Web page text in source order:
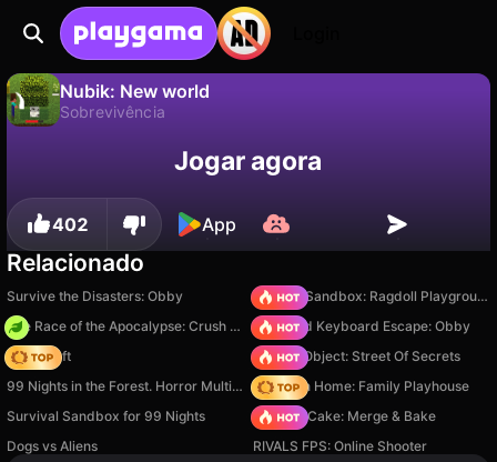
Nubik: New world
Sobrevivência
Salve o progresso!Jogar agora
402 App
Relacionado
Survive the Disasters: Obby
Sprunki Sandbox: Ragdoll Playground Mode
The Race of the Apocalypse: Crush the Zombies!
+1 Speed Keyboard Escape: Obby
Trap Craft
Hidden Object: Street Of Secrets
99 Nights in the Forest. Horror Multiplayer
My Town Home: Family Playhouse
Survival Sandbox for 99 Nights
Piece of Cake: Merge & Bake
Dogs vs Aliens
RIVALS FPS: Online Shooter